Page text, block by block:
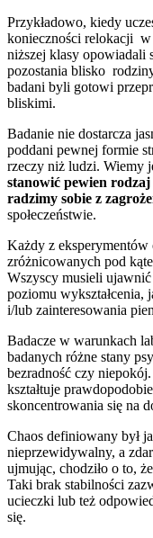
Przykładowo, kiedy
konieczności relokacji w
niższej klasy opowiadali
pozostania blisko
badani byli gotowi
bliskimi.
Badanie nie dostarcza
poddani pewnej formie
rzeczy niż ludzi. Wiemy
stanowić pewien
radzimy sobie z
społeczeństwie.
Każdy z eksperymentów
zróżnicowanych pod
Wszyscy musieli
poziomu wykształcenia,
i/lub zainteresowania
Badacze w warunkach
badanych różne stany
bezradność czy
kształtuje
skoncentrowania się na
Chaos definiowany był
nieprzewidywalny, a
ujmując, chodziło o to,
Taki brak stabilności
ucieczki lub też
się.